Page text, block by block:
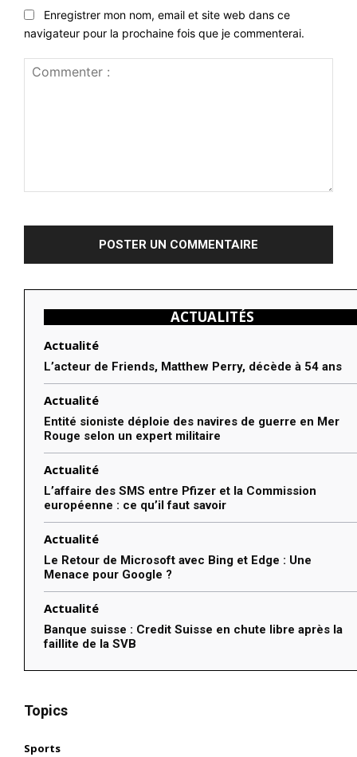
Enregistrer mon nom, email et site web dans ce
navigateur pour la prochaine fois que je commenterai.
ACTUALITÉS
Actualité
L’acteur de Friends, Matthew Perry, décède à 54 ans
Actualité
Entité sioniste déploie des navires de guerre en Mer
Rouge selon un expert militaire
Actualité
L’affaire des SMS entre Pfizer et la Commission
européenne : ce qu’il faut savoir
Actualité
Le Retour de Microsoft avec Bing et Edge : Une
Menace pour Google ?
Actualité
Banque suisse : Credit Suisse en chute libre après la
faillite de la SVB
Topics
Sports